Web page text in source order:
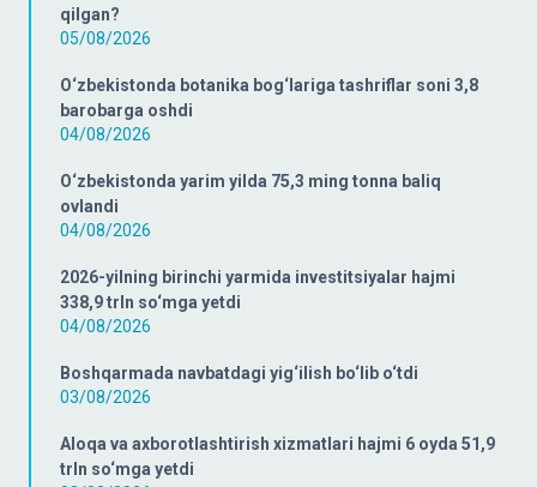
qilgan?
05/08/2026
O‘zbekistonda botanika bog‘lariga tashriflar soni 3,8
barobarga oshdi
04/08/2026
O‘zbekistonda yarim yilda 75,3 ming tonna baliq
ovlandi
04/08/2026
2026-yilning birinchi yarmida investitsiyalar hajmi
338,9 trln so‘mga yetdi
04/08/2026
Boshqarmada navbatdagi yig‘ilish bo‘lib o‘tdi
03/08/2026
Aloqa va axborotlashtirish xizmatlari hajmi 6 oyda 51,9
trln so‘mga yetdi